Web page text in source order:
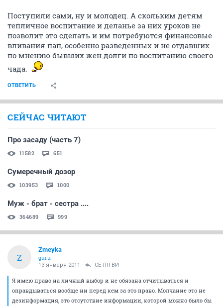
Поступили сами, ну и молодец. А скольким детям
тепличное воспитание и деланье за них уроков не
позволит это сделать и им потребуются финансовые
вливания пап, особенно разведенных и не отдавших
по мнению бывших жен долги по воспитанию своего
чада.
ОТВЕТИТЬ
СЕЙЧАС ЧИТАЮТ
Про засаду (часть 7)
11582 651
Сумеречный дозор
103953 1000
Муж - брат - сестра ....
364689 999
Z
Zmeyka
guru
13 января 2011 СЕ ЛЯ ВИ
Я имею право на личный выбор и не обязана отчитываться и
оправдываться вообще ни перед кем за это право. Молчание это не
дезинформация, это отсутствие информации, которой можно было бы